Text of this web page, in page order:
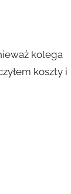
kolega
koszty i